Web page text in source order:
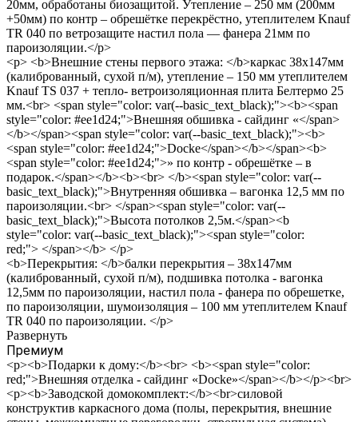
20мм, обработаны биозащитой. Утепление – 250 мм (200мм
+50мм) по контр – обрешётке перекрёстно, утеплителем Knauf
TR 040 по ветрозащите настил пола — фанера 21мм по
пароизоляции.</p>
<p> <b>Внешние стены первого этажа: </b>каркас 38х147мм
(калиброванный, сухой п/м), утепление – 150 мм утеплителем
Knauf TS 037 + тепло- ветроизоляционная плита Белтермо 25
мм.<br> <span style="color: var(--basic_text_black);"><b><span
style="color: #ee1d24;">Внешняя обшивка - сайдинг «</span>
</b></span><span style="color: var(--basic_text_black);"><b>
<span style="color: #ee1d24;">Docke</span></b></span><b>
<span style="color: #ee1d24;">» по контр - обрешётке – в
подарок.</span></b><b><br> </b><span style="color: var(--
basic_text_black);">Внутренняя обшивка – вагонка 12,5 мм по
пароизоляции.<br> </span><span style="color: var(--
basic_text_black);">Высота потолков 2,5м.</span><b
style="color: var(--basic_text_black);"><span style="color:
red;"> </span></b> </p>
<b>Перекрытия: </b>балки перекрытия – 38х147мм
(калиброванный, сухой п/м), подшивка потолка - вагонка
12,5мм по пароизоляции, настил пола - фанера по обрешетке,
по пароизоляции, шумоизоляция – 100 мм утеплителем Knauf
TR 040 по пароизоляции. </p>
Развернуть
Премиум
<p><b>Подарки к дому:</b><br> <b><span style="color:
red;">Внешняя отделка - сайдинг «Docke»</span></b></p><br>
<p><b>Заводской домокомплект:</b><br>силовой
конструктив каркасного дома (полы, перекрытия, внешние